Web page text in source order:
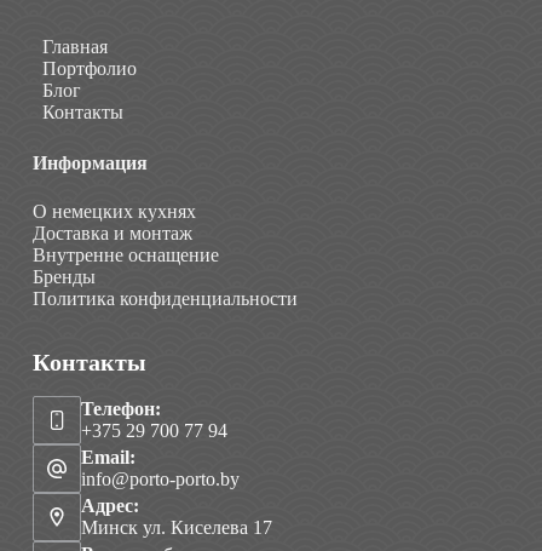
Главная
Портфолио
Блог
Контакты
Информация
О немецких кухнях
Доставка и монтаж
Внутренне оснащение
Бренды
Политика конфиденциальности
Контакты
Телефон:
+375 29 700 77 94
Email:
info@porto-porto.by
Адрес:
Минск ул. Киселева 17